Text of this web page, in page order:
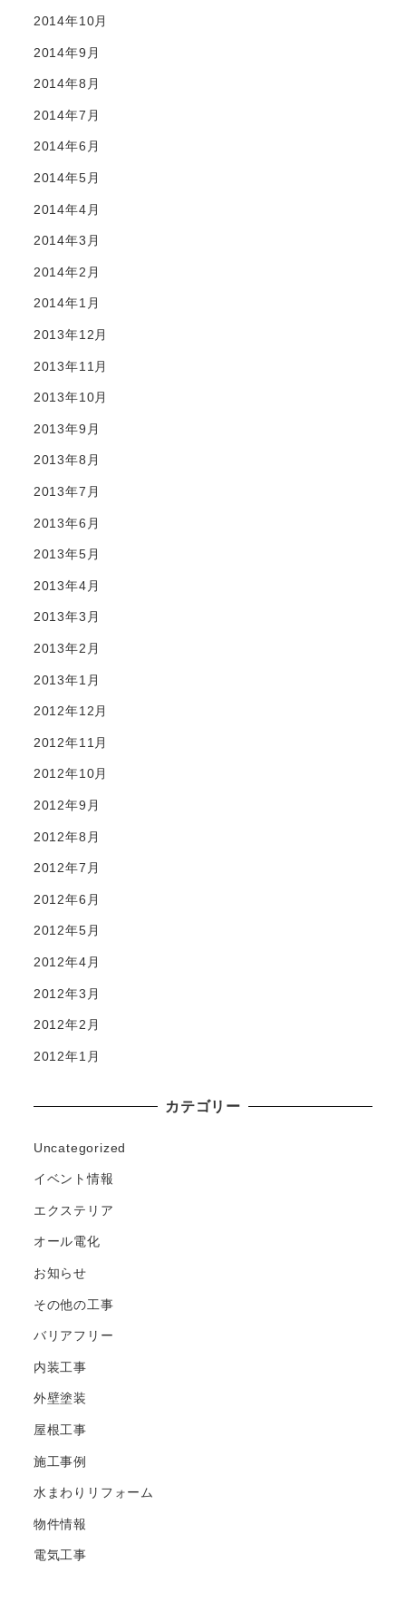
2014年10月
2014年9月
2014年8月
2014年7月
2014年6月
2014年5月
2014年4月
2014年3月
2014年2月
2014年1月
2013年12月
2013年11月
2013年10月
2013年9月
2013年8月
2013年7月
2013年6月
2013年5月
2013年4月
2013年3月
2013年2月
2013年1月
2012年12月
2012年11月
2012年10月
2012年9月
2012年8月
2012年7月
2012年6月
2012年5月
2012年4月
2012年3月
2012年2月
2012年1月
カテゴリー
Uncategorized
イベント情報
エクステリア
オール電化
お知らせ
その他の工事
バリアフリー
内装工事
外壁塗装
屋根工事
施工事例
水まわりリフォーム
物件情報
電気工事